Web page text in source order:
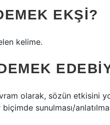
EKŞI?
kelime.
olarak, sözün etkisini
sunulması/